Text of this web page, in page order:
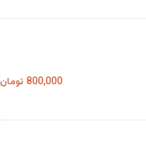
800,000 تومان